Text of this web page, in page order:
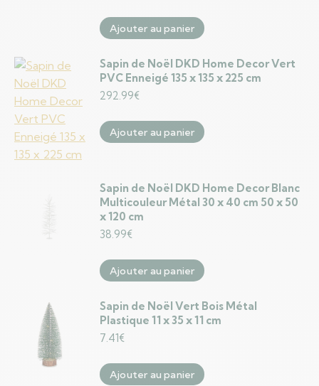
Ajouter au panier
Sapin de Noël DKD Home Decor Vert
PVC Enneigé 135 x 135 x 225 cm
292.99€
Ajouter au panier
Sapin de Noël DKD Home Decor Blanc
Multicouleur Métal 30 x 40 cm 50 x 50
x 120 cm
38.99€
Ajouter au panier
Sapin de Noël Vert Bois Métal
Plastique 11 x 35 x 11 cm
7.41€
Ajouter au panier